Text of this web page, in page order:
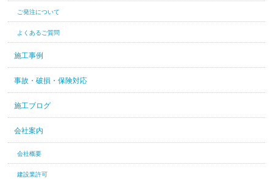
ご発注について
よくあるご質問
施工事例
事故・破損・保険対応
施工ブログ
会社案内
会社概要
建設業許可